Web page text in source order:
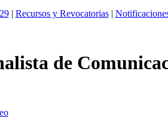
| Recursos y Revocatorias|
de